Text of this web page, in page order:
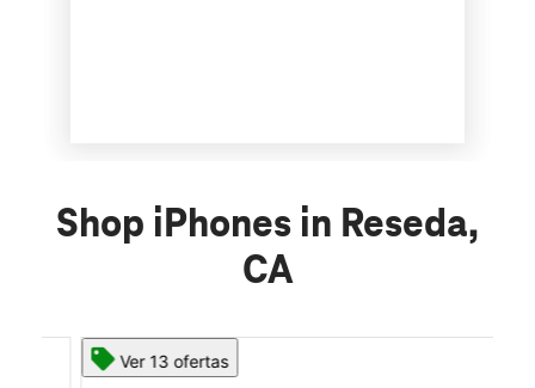
Shop iPhones in Reseda,
CA
Ver 13 ofertas